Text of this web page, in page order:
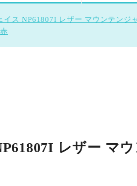
イス NP61807I レザー マウンテンジ
レザー マ